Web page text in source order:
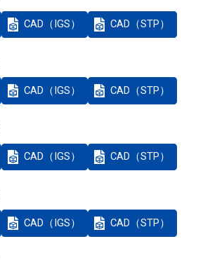
CAD（IGS） CAD（STP）
CAD（IGS） CAD（STP）
CAD（IGS） CAD（STP）
CAD（IGS） CAD（STP）